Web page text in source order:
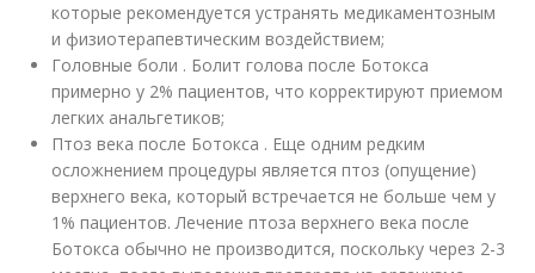
которые рекомендуется устранять медикаментозным
и физиотерапевтическим воздействием;
Головные боли . Болит голова после Ботокса
примерно у 2% пациентов, что корректируют приемом
легких анальгетиков;
Птоз века после Ботокса . Еще одним редким
осложнением процедуры является птоз (опущение)
верхнего века, который встречается не больше чем у
1% пациентов. Лечение птоза верхнего века после
Ботокса обычно не производится, поскольку через 2-3